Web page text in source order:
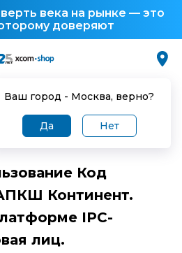
века на рынке — это
доверяют
Ваш город - Москва, верно?
Да Нет
на использование Код
Код
Континент.
IPC-
лиц.